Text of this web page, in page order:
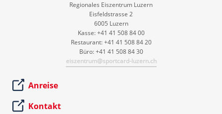
Regionales Eiszentrum Luzern
Eisfeldstrasse 2
6005 Luzern
Kasse: +41 41 508 84 00
Restaurant: +41 41 508 84 20
Büro: +41 41 508 84 30
eiszentrum@sportcard-luzern.ch
Anreise
Kontakt